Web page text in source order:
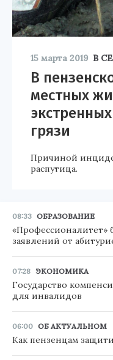
15 марта 2019 В
В
местных
грязи
Причиной
распутица.
08:33 ОБРАЗОВАНИЕ
«Профессионалитет»
заявлений от
07:28 ЭКОНОМИКА
Государство
для инвалидов
06:00 ОБ АКТУАЛЬНОМ
Как пензенцам